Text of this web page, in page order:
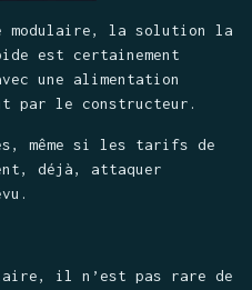
modulaire, la solution la
est certainement
une alimentation
par le constructeur.
même si les tarifs de
déjà, attaquer
il n’est pas rare de